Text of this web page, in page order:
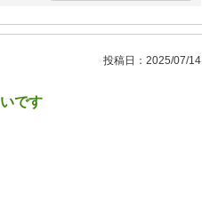
投稿日：2025/07/14
です